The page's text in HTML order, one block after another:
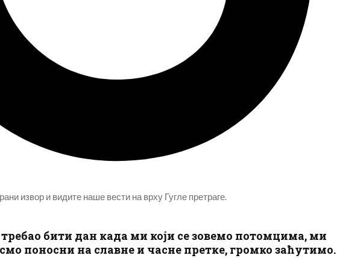
извор и видите наше вести на врху Гугле претраге.
бити дан када ми који се зовемо потомцима, ми
поносни на славне и часне претке, громко